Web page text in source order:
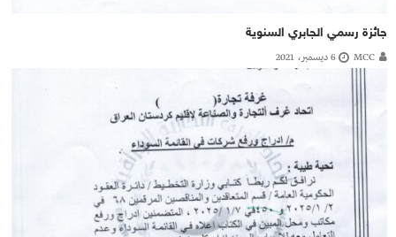
جائزة رسمي الجابري السنوية
MCC 6 ديسمبر، 2021